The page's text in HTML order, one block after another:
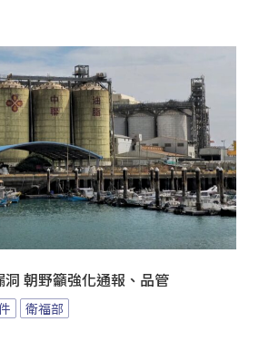
朝野籲強化通報、品管
衛福部